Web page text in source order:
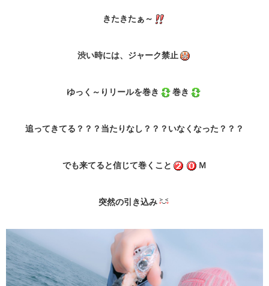
きたきたぁ～
渋い時には、ジャーク禁止
ゆっく～りリールを巻き 巻き
追ってきてる？？？当たりなし？？？いなくなった？？？
でも来てると信じて巻くこと Ｍ
突然の引き込み